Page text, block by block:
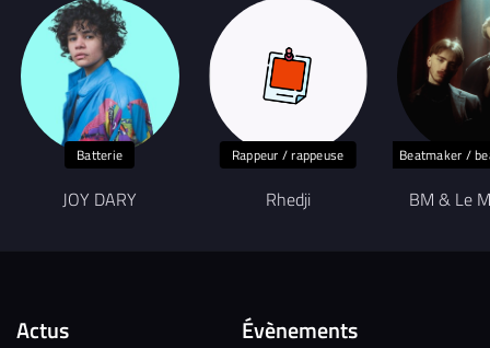
Batterie
JOY DARY
Rappeur / rappeuse
Rhedji
Beatmaker /
BM & Le
Actus Évènements